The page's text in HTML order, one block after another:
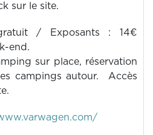
sur le site.
/ Exposants : 14€
end.
sur place, réservation
campings autour. Accès